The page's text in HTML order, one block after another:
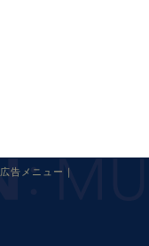
広告メニュー